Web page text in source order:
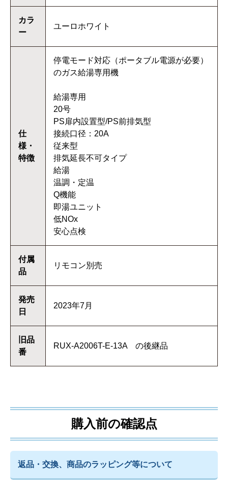
カラ
ー
ユーロホワイト
仕
様・
特徴
停電モード対応（ポータブル電源が必要）
のガス給湯専用機
給湯専用
20号
PS扉内設置型/PS前排気型
接続口径：20A
従来型
排気延長不可タイプ
給湯
温調・定温
Q機能
即湯ユニット
低NOx
安心点検
付属
品
リモコン別売
発売
日
2023年7月
旧品
番
RUX-A2006T-E-13A の後継品
購入前の確認点
返品・交換、商品のラッピング等について